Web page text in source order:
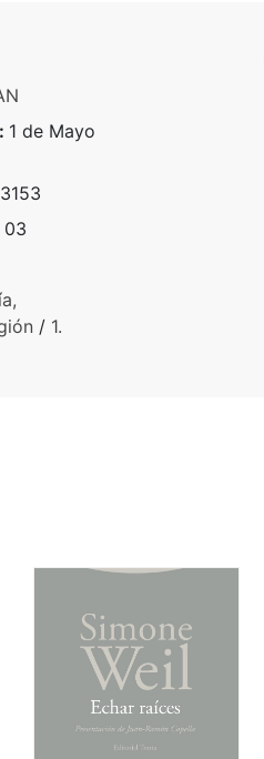
1 de Mayo
03
/ 1.